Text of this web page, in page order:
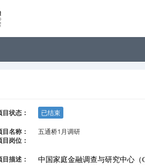
目状态： 已结束
目名称：
五通桥1月调研
目岗位：
目描述： 中国家庭金融调查与研究中心（